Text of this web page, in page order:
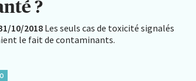
?
10/2018Les seuls cas de toxicité signalés
le fait de contaminants.